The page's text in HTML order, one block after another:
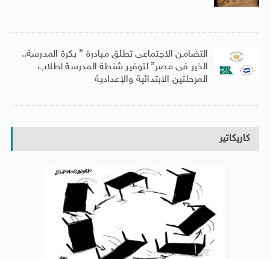
التضامن الاجتماعى تطلق مبادرة ” بكرة المدرسة..
الخير فى مصر” لتوفير شنطة المدرسة لطلاب
المرحلتين الابتدائية والإعدادية
كاريكاتير